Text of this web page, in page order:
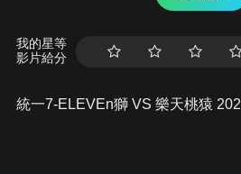
我的星等
影片給分
統一7-ELEVEn獅 VS 樂天桃猿